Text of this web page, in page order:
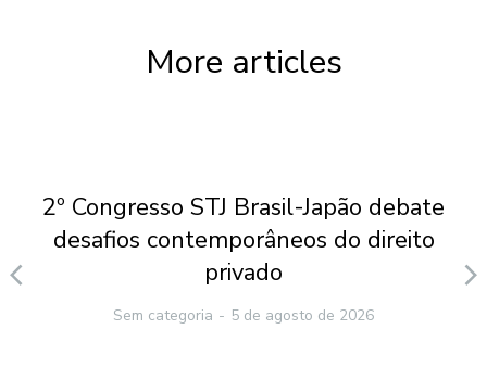
More articles
2º Congresso STJ Brasil-Japão debate
desafios contemporâneos do direito
privado
Sem categoria 5 de agosto de 2026